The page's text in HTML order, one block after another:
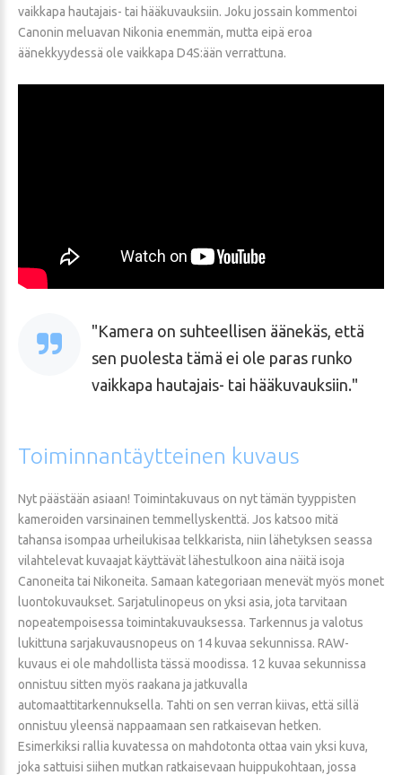
vaikkapa hautajais- tai hääkuvauksiin. Joku jossain kommentoi
Canonin meluavan Nikonia enemmän, mutta eipä eroa
äänekkyydessä ole vaikkapa D4S:ään verrattuna.
Kamera on suhteellisen äänekäs, että
sen puolesta tämä ei ole paras runko
vaikkapa hautajais- tai hääkuvauksiin.
Toiminnantäytteinen kuvaus
Nyt päästään asiaan! Toimintakuvaus on nyt tämän tyyppisten
kameroiden varsinainen temmellyskenttä. Jos katsoo mitä
tahansa isompaa urheilukisaa telkkarista, niin lähetyksen seassa
vilahtelevat kuvaajat käyttävät lähestulkoon aina näitä isoja
Canoneita tai Nikoneita. Samaan kategoriaan menevät myös monet
luontokuvaukset. Sarjatulinopeus on yksi asia, jota tarvitaan
nopeatempoisessa toimintakuvauksessa. Tarkennus ja valotus
lukittuna sarjakuvausnopeus on 14 kuvaa sekunnissa. RAW-
kuvaus ei ole mahdollista tässä moodissa. 12 kuvaa sekunnissa
onnistuu sitten myös raakana ja jatkuvalla
automaattitarkennuksella. Tahti on sen verran kiivas, että sillä
onnistuu yleensä nappaamaan sen ratkaisevan hetken.
Esimerkiksi rallia kuvatessa on mahdotonta ottaa vain yksi kuva,
joka sattuisi siihen mutkan ratkaisevaan huippukohtaan, jossa